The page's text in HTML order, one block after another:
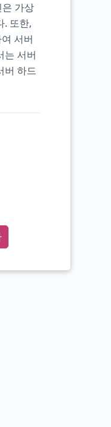
가상
. 또한,
서버
는 서버
버 하드